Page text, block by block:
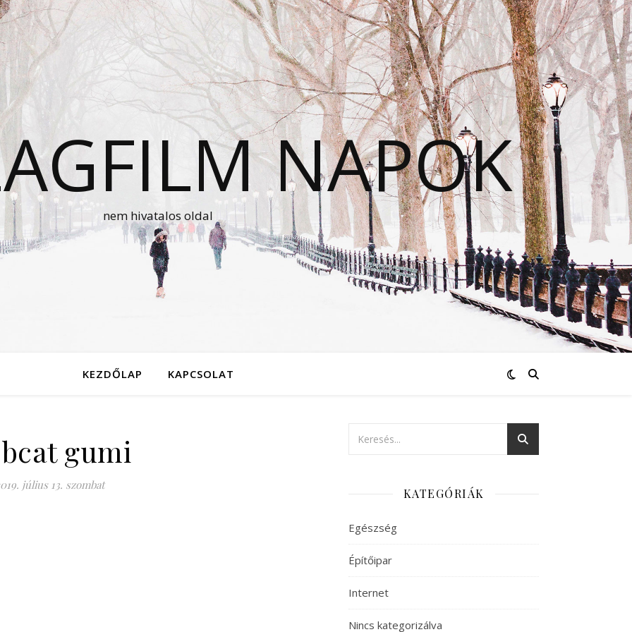
NAPOK
nem hivatalos oldal
KEZDŐLAP KAPCSOLAT
gumi
július 13. szombat
KATEGÓRIÁK
Egészség
Építőipar
Internet
Nincs kategorizálva